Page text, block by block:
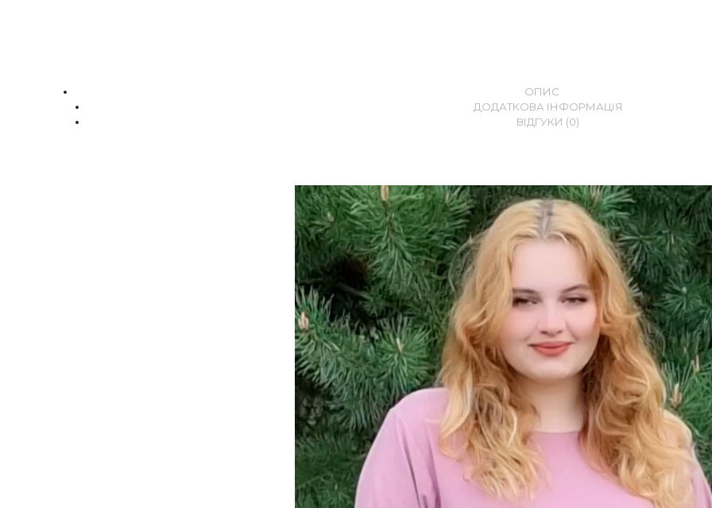
ОПИС
ДОДАТКОВА ІНФОРМАЦІЯ
ВІДГУКИ (0)
Відеопрогравач